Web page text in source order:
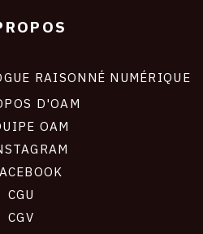
RAISONNÉ NUMÉRIQUE
D'OAM
OAM
CGU
CGV